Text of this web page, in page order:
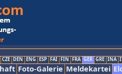
CZE DEN ENG ESP FAI FIN FRA GER GRE INA
Foto-Galerie Meldekartei